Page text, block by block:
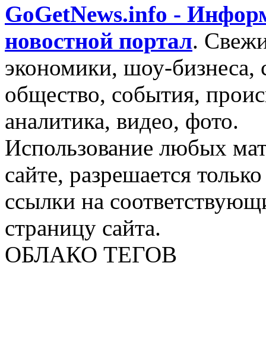
GoGetNews.info -
новостной портал.
экономики, шоу-бизнеса,
общество, события,
аналитика, видео, фото.
Использование любых
сайте, разрешается
ссылки на
страницу сайта.
ОБЛАКО ТЕГОВ